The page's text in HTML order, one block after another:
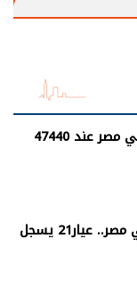
الجنيه الذهب اليوم الاثنين في مصر عند 47440
سعر الذهب اليوم الثلاثاء في مصر.. عيار21 يسجل